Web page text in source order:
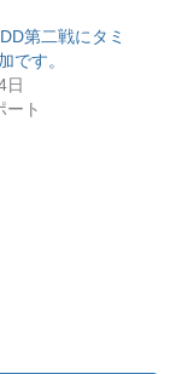
第二戦にタミ
です。
日
ート